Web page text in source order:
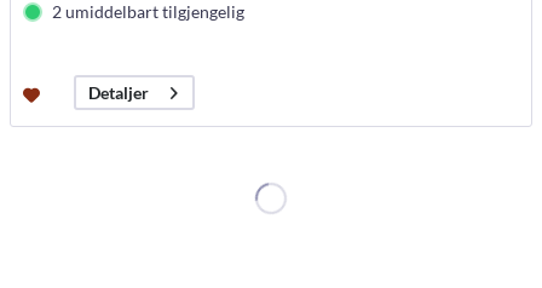
2 umiddelbart tilgjengelig
Detaljer